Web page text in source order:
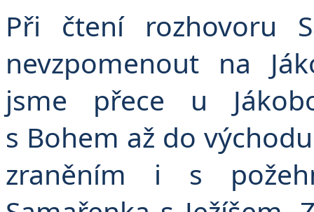
Při čtení rozhovoru
nevzpomenout na
jsme přece u
s Bohem až do
zraněním i s